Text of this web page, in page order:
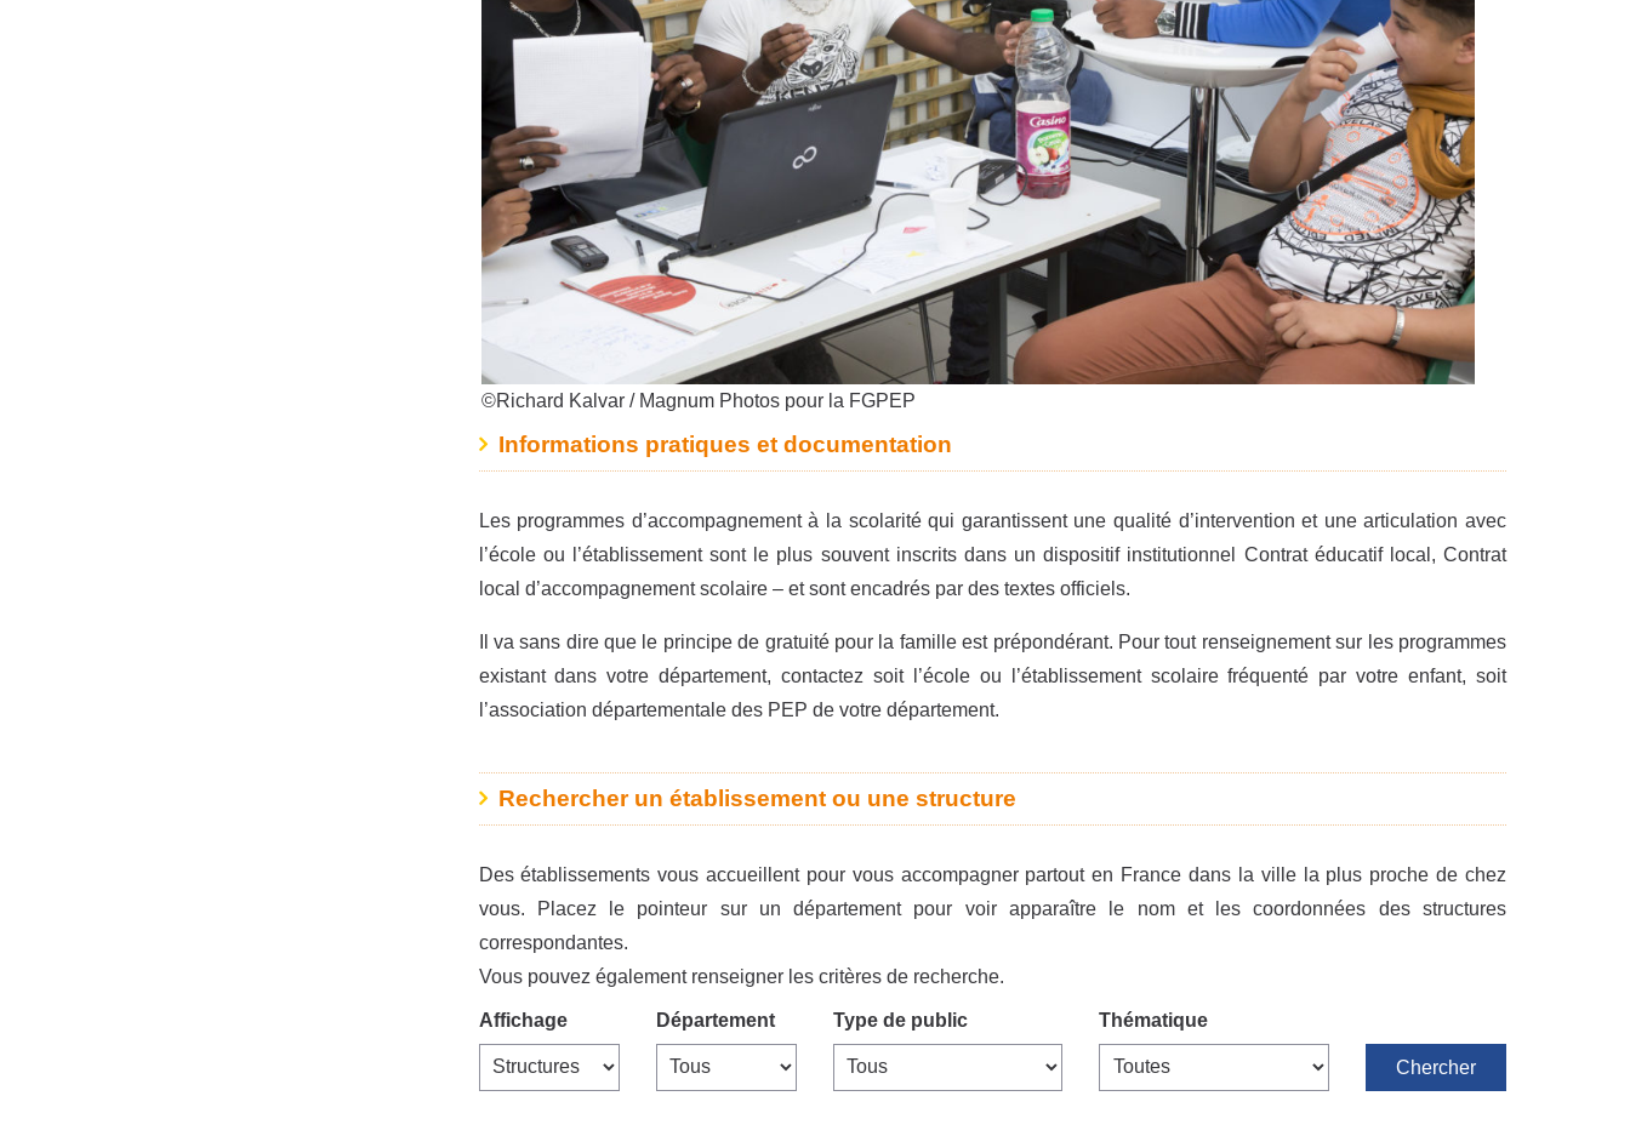
©Richard Kalvar / Magnum Photos pour la FGPEP
Informations pratiques et documentation
Les programmes d’accompagnement à la scolarité qui garantissent une qualité d’intervention et une articulation avec
l’école ou l’établissement sont le plus souvent inscrits dans un dispositif institutionnel Contrat éducatif local, Contrat
local d’accompagnement scolaire – et sont encadrés par des textes officiels.
Il va sans dire que le principe de gratuité pour la famille est prépondérant. Pour tout renseignement sur les programmes
existant dans votre département, contactez soit l’école ou l’établissement scolaire fréquenté par votre enfant, soit
l’association départementale des PEP de votre département.
Rechercher un établissement ou une structure
Des établissements vous accueillent pour vous accompagner partout en France dans la ville la plus proche de chez
vous. Placez le pointeur sur un département pour voir apparaître le nom et les coordonnées des structures
correspondantes.
Vous pouvez également renseigner les critères de recherche.
Affichage Département Type de public Thématique
Chercher